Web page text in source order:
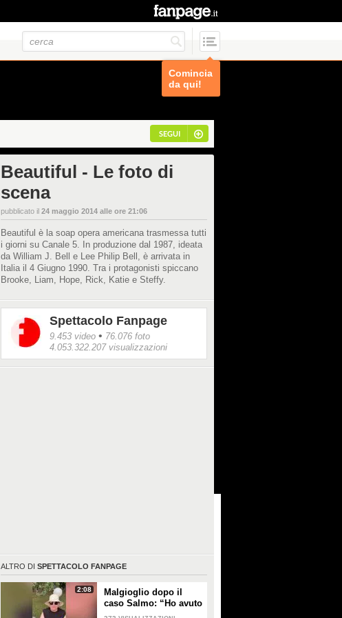
Comincia
da qui!
SEGUI
Beautiful - Le foto di
scena
pubblicato il 24 maggio 2014 alle ore 21:06
Beautiful è la soap opera americana trasmessa tutti
i giorni su Canale 5. In produzione dal 1987, ideata
da William J. Bell e Lee Philip Bell, è arrivata in
Italia il 4 Giugno 1990. Tra i protagonisti spiccano
Brooke, Liam, Hope, Rick, Katie e Steffy.
Spettacolo Fanpage
9.453 video • 76.076 foto
4.053.322.207 visualizzazioni
ALTRO DI SPETTACOLO FANPAGE
2:08
Malgioglio dopo il
caso Salmo: “Ho avuto
un melanoma. Mettete